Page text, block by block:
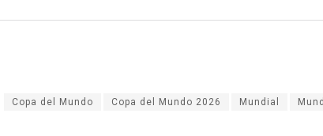
Copa del Mundo Copa del Mundo 2026 Mundial